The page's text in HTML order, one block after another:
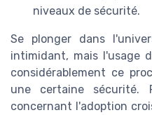
niveaux de sécurité.
Se plonger dans
intimidant, mais l'usage
considérablement ce
une certaine sécurité.
concernant l'adoption